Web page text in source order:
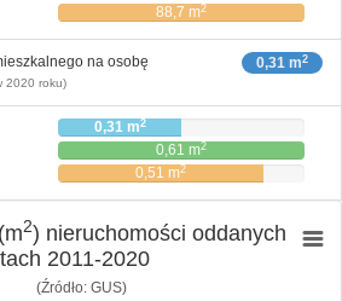
88,7 m2
0,31 m2
na osobę
2020 roku)
0,31 m2
0,61 m2
0,51 m2
(Źródło: GUS)
2) nieruchomości oddanych
2011-2020